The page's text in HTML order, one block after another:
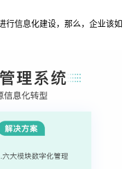
行信息化建设，那么，企业该如